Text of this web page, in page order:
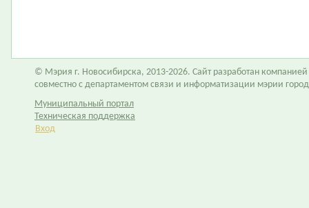
© Мэрия г. Новосибирска, 2013-2026. Сайт разработан компанией
совместно с департаментом связи и информатизации мэрии
Муниципальный портал
Техническая поддержка
Вход